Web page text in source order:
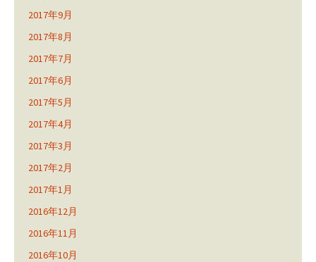
2017年9月
2017年8月
2017年7月
2017年6月
2017年5月
2017年4月
2017年3月
2017年2月
2017年1月
2016年12月
2016年11月
2016年10月